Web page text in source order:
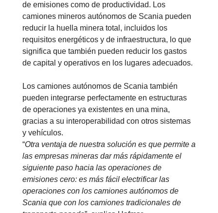
de emisiones como de productividad. Los
camiones mineros autónomos de Scania pueden
reducir la huella minera total, incluidos los
requisitos energéticos y de infraestructura, lo que
significa que también pueden reducir los gastos
de capital y operativos en los lugares adecuados.
Los camiones autónomos de Scania también
pueden integrarse perfectamente en estructuras
de operaciones ya existentes en una mina,
gracias a su interoperabilidad con otros sistemas
y vehículos.
“Otra ventaja de nuestra solución es que permite a
las empresas mineras dar más rápidamente el
siguiente paso hacia las operaciones de
emisiones cero: es más fácil electrificar las
operaciones con los camiones autónomos de
Scania que con los camiones tradicionales de